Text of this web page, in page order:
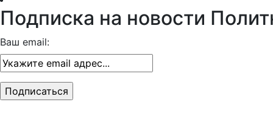
Подписка на новости
Ваш email: